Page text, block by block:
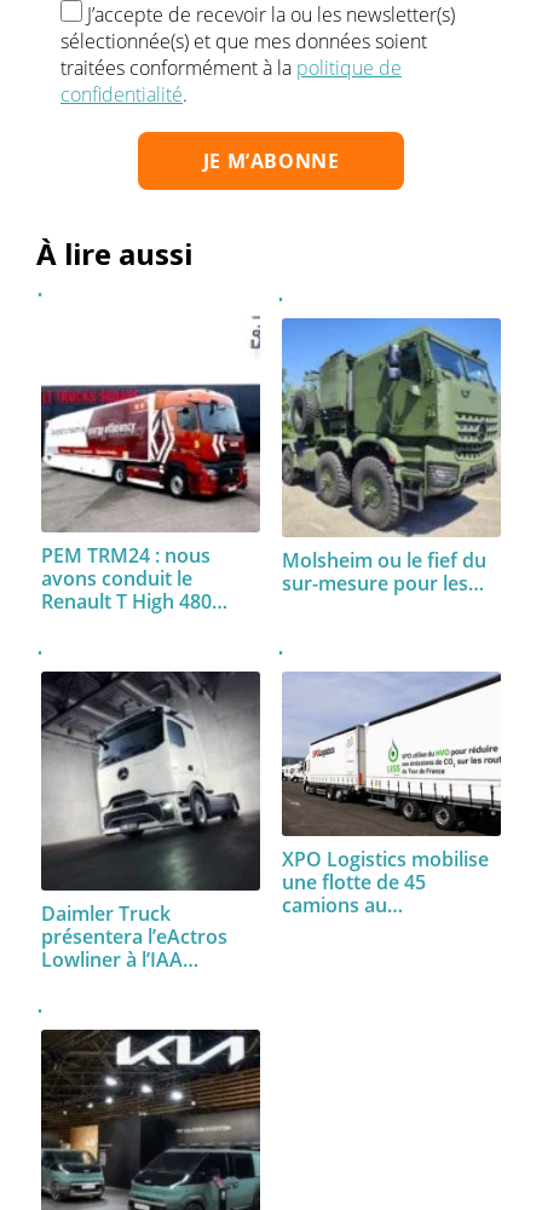
J’accepte de recevoir la ou les newsletter(s)
sélectionnée(s) et que mes données soient
traitées conformément à la politique de
confidentialité.
À lire aussi
PEM TRM24 : nous
avons conduit le
Renault T High 480…
Molsheim ou le fief du
sur-mesure pour les…
Daimler Truck
présentera l’eActros
Lowliner à l’IAA…
XPO Logistics mobilise
une flotte de 45
camions au…